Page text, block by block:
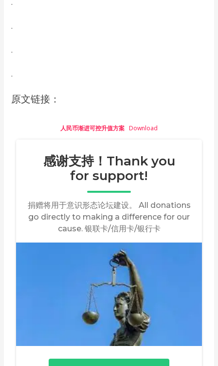
.
.
.
.
原文链接：
人民币渐进可控升值方案 Download